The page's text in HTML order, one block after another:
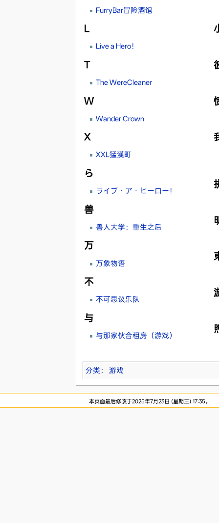
FurryBar冒险酒馆
L
Live a Hero！
T
The WereCleaner
W
Wander Crown
X
XXL猛漢町
ら
ライブ・ア・ヒーロー！
兽
兽人大学：重生之后
万
万象物语
不
不可思议乐队
与
与那家伙合租房（游戏）
分类 ： 游戏
本页面最后修改于2025年7月23日 (星期三) 17:35。